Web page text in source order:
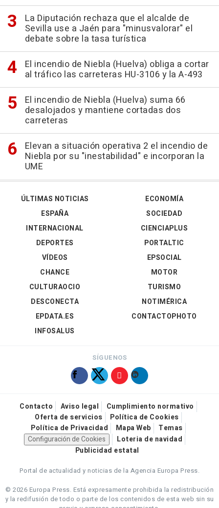
La Diputación rechaza que el alcalde de
Sevilla use a Jaén para "minusvalorar" el
debate sobre la tasa turística
El incendio de Niebla (Huelva) obliga a cortar
al tráfico las carreteras HU-3106 y la A-493
El incendio de Niebla (Huelva) suma 66
desalojados y mantiene cortadas dos
carreteras
Elevan a situación operativa 2 el incendio de
Niebla por su "inestabilidad" e incorporan la
UME
ÚLTIMAS NOTICIAS
ESPAÑA
INTERNACIONAL
DEPORTES
VÍDEOS
ECONOMÍA
SOCIEDAD
CIENCIAPLUS
PORTALTIC
EPSOCIAL
CHANCE
CULTURAOCIO
DESCONECTA
EPDATA.ES
INFOSALUS
MOTOR
TURISMO
NOTIMÉRICA
CONTACTOPHOTO
SÍGUENOS
Contacto Aviso legal
Cumplimiento normativo
Oferta de servicios
Política de Cookies
Política de Privacidad
Mapa Web
Temas
Configuración de Cookies
Loteria de navidad
Publicidad estatal
Portal de actualidad y noticias de la Agencia Europa Press.
© 2026 Europa Press. Está expresamente prohibida la redistribución
y la redifusión de todo o parte de los contenidos de esta web sin su